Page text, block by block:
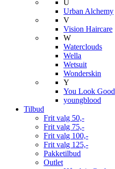
U
Urban Alchemy
V
Vision Haircare
W
Waterclouds
Wella
Wetsuit
Wonderskin
Y
You Look Good
youngblood
Tilbud
Frit valg 50,-
Frit valg 75,-
Frit valg 100,-
Frit valg 125,-
Pakketilbud
Outlet